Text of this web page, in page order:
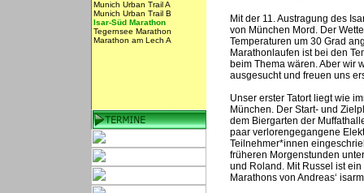
Mit der 11. Austragung des
von München Mord. Der
Temperaturen um 30 Grad
Marathonlaufen ist bei den
beim Thema wären. Aber wir
ausgesucht und freuen uns
Unser erster Tatort liegt wie
München. Der Start- und
dem Biergarten der
paar verlorengegangene
Teilnehmer*innen
früheren Morgenstunden
und Roland. Mit Russel ist
Marathons von Andreas‘
Munich Urban Trail A
Munich Urban Trail B
Isar-Süd Marathon
Tegernsee Marathon
Marathon am Lech A